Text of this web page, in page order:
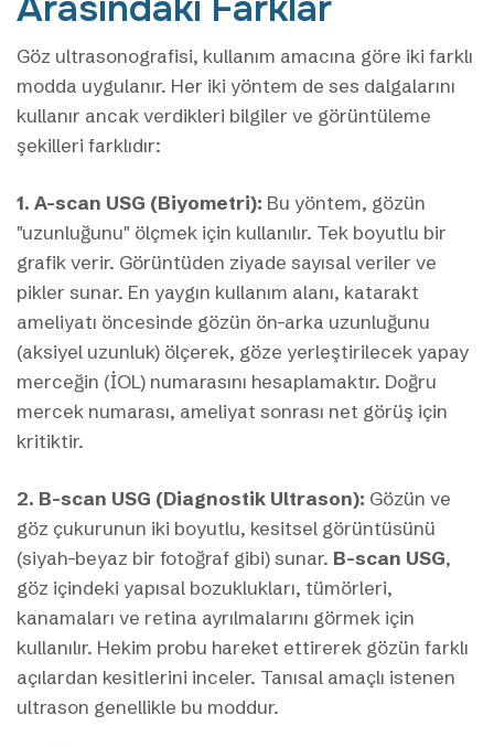
Göz ultrasonografisi, kullanım amacına göre iki farklı
modda uygulanır. Her iki yöntem de ses dalgalarını
kullanır ancak verdikleri bilgiler ve görüntüleme
şekilleri farklıdır:
1. A-scan USG (Biyometri): Bu yöntem, gözün
"uzunluğunu" ölçmek için kullanılır. Tek boyutlu bir
grafik verir. Görüntüden ziyade sayısal veriler ve
pikler sunar. En yaygın kullanım alanı, katarakt
ameliyatı öncesinde gözün ön-arka uzunluğunu
(aksiyel uzunluk) ölçerek, göze yerleştirilecek yapay
merceğin (İOL) numarasını hesaplamaktır. Doğru
mercek numarası, ameliyat sonrası net görüş için
kritiktir.
2. B-scan USG (Diagnostik Ultrason): Gözün ve
göz çukurunun iki boyutlu, kesitsel görüntüsünü
(siyah-beyaz bir fotoğraf gibi) sunar. B-scan USG,
göz içindeki yapısal bozuklukları, tümörleri,
kanamaları ve retina ayrılmalarını görmek için
kullanılır. Hekim probu hareket ettirerek gözün farklı
açılardan kesitlerini inceler. Tanısal amaçlı istenen
ultrason genellikle bu moddur.